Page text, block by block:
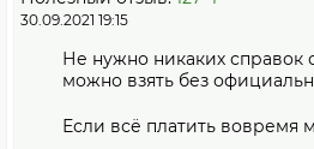
30.09.2021 19:15
Не нужно никаких справок
можно взять без
Если всё платить вовремя